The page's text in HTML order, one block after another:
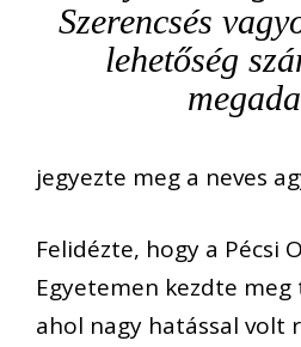
Szerencsés
lehetőség
jegyezte meg a neves
Felidézte, hogy a Pécsi
Egyetemen kezdte
ahol nagy hatással volt